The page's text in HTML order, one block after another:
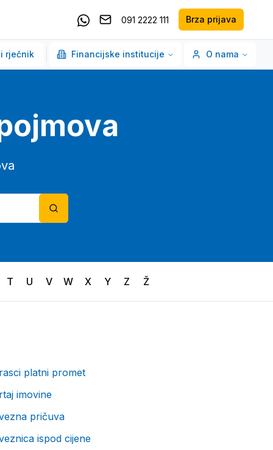
Kontaktirajte nas putem Whatsappa
091 2222 111 Brza prijava
rječnik Financijske institucije O nama
T U V W X Y Z Ž
platni promet
imovine
pričuva
ispod cijene